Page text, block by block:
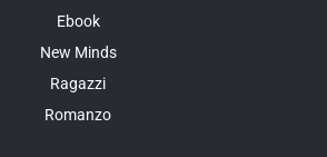
Ebook
New Minds
Ragazzi
Romanzo